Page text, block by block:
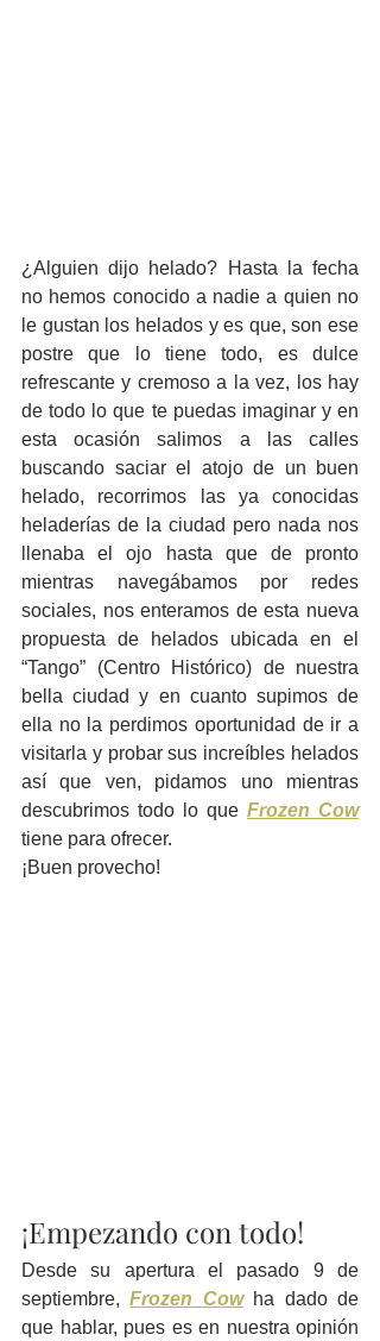
¿Alguien dijo helado? Hasta la fecha
no hemos conocido a nadie a quien no
le gustan los helados y es que, son ese
postre que lo tiene todo, es dulce
refrescante y cremoso a la vez, los hay
de todo lo que te puedas imaginar y en
esta ocasión salimos a las calles
buscando saciar el atojo de un buen
helado, recorrimos las ya conocidas
heladerías de la ciudad pero nada nos
llenaba el ojo hasta que de pronto
mientras navegábamos por redes
sociales, nos enteramos de esta nueva
propuesta de helados ubicada en el
“Tango” (Centro Histórico) de nuestra
bella ciudad y en cuanto supimos de
ella no la perdimos oportunidad de ir a
visitarla y probar sus increíbles helados
así que ven, pidamos uno mientras
descubrimos todo lo que Frozen Cow
tiene para ofrecer.
¡Buen provecho!
¡Empezando con todo!
Desde su apertura el pasado 9 de
septiembre, Frozen Cow ha dado de
que hablar, pues es en nuestra opinión